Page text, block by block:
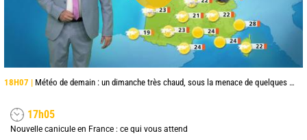
18H07 | Météo de demain : un dimanche très chaud, sous la menace de quelques orages
17h05
Nouvelle canicule en France : ce qui vous attend